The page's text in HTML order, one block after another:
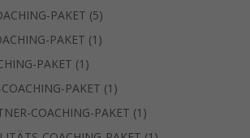
Produkt
PAKET 55
Produkte
PAKET 1 1
PAKET 1 1
Produkt
PAKET 1 1
Produkt
COACHING-PAKET 1 1
Produkt